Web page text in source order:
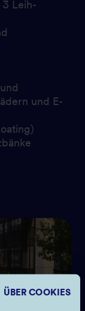
ÜBER COOKIES
3 Leih-
und E-